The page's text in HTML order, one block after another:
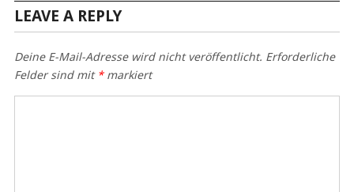
LEAVE A REPLY
Deine E-Mail-Adresse wird nicht veröffentlicht. Erforderliche
Felder sind mit *markiert